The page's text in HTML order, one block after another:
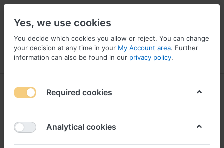
Menu Log in Compare Wishlist
rosuvastatin acheter en france
Yes, we use cookies
You decide which cookies you allow or reject. You can change
your decision at any time in your My Account area. Further
information can also be found in our privacy policy.
Required cookies
Analytical cookies